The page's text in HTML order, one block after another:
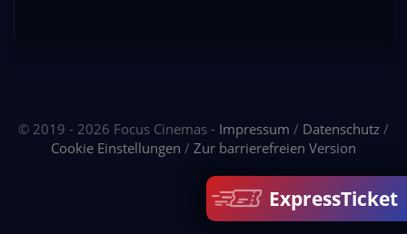
ExpressTicket
© 2019 - 2026 Focus Cinemas - Impressum / Datenschutz /
Cookie Einstellungen / Zur barrierefreien Version